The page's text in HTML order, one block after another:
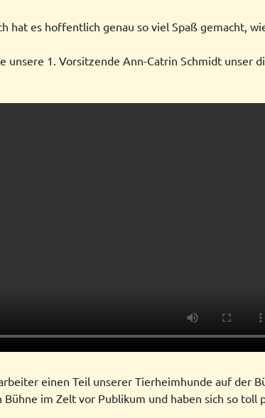
hat es hoffentlich genau so viel Spaß gemacht,
unsere 1. Vorsitzende Ann-Catrin Schmidt unser
einen Teil unserer Tierheimhunde auf der
im Zelt vor Publikum und haben sich so toll